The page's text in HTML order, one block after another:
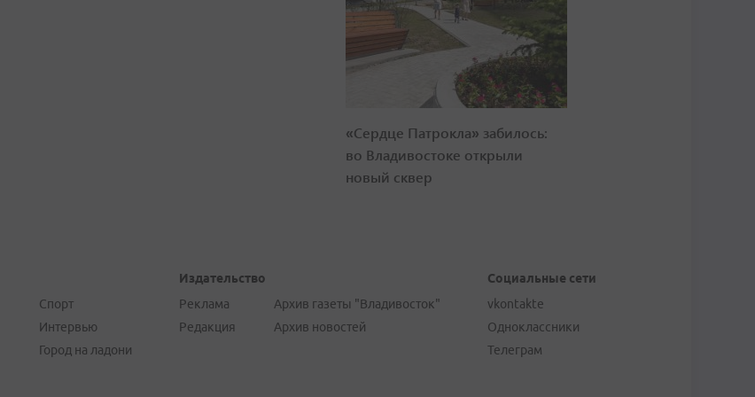
«Сердце Патрокла» забилось:
во Владивостоке открыли
новый сквер
Спорт
Интервью
Город на ладони
Издательство
Реклама
Редакция
Архив газеты "Владивосток"
Архив новостей
Социальные сети
vkontakte
Одноклассники
Телеграм